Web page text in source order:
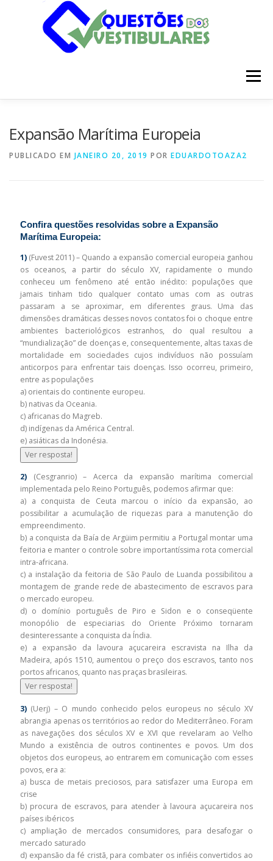
Menu
Expansão Marítima Europeia
PUBLICADO EM JANEIRO 20, 2019 POR EDUARDOTOAZA2
Confira questões resolvidas sobre a Expansão
Marítima Europeia:
1) (Fuvest 2011) – Quando a expansão comercial europeia ganhou
os oceanos, a partir do século XV, rapidamente o mundo
conheceu um fenômeno até então inédito: populações que
jamais tinham tido qualquer contato umas com as outras
passaram a se aproximar, em diferentes graus. Uma das
dimensões dramáticas desses novos contatos foi o choque entre
ambientes bacteriológicos estranhos, do qual resultou a
“mundialização” de doenças e, consequentemente, altas taxas de
mortalidade em sociedades cujos indivíduos não possuíam
anticorpos para enfrentar tais doenças. Isso ocorreu, primeiro,
entre as populações
a) orientais do continente europeu.
b) nativas da Oceania.
c) africanas do Magreb.
d) indígenas da América Central.
e) asiáticas da Indonésia.
Ver resposta!
2) (Cesgranrio) – Acerca da expansão marítima comercial
implementada pelo Reino Português, podemos afirmar que:
a) a conquista de Ceuta marcou o início da expansão, ao
possibilitar a acumulação de riquezas para a manutenção do
empreendimento.
b) a conquista da Baía de Argüim permitiu a Portugal montar uma
feitoria e manter o controle sobre importantíssima rota comercial
intra-africana.
c) a instalação da feitoria de São Paulo de Luanda possibilitou a
montagem de grande rede de abastecimento de escravos para
o mercado europeu.
d) o domínio português de Piro e Sidon e o conseqüente
monopólio de especiarias do Oriente Próximo tornaram
desinteressante a conquista da Índia.
e) a expansão da lavoura açucareira escravista na Ilha da
Madeira, após 1510, aumentou o preço dos escravos, tanto nos
portos africanos, quanto nas praças brasileiras.
Ver resposta!
3) (Uerj) – O mundo conhecido pelos europeus no século XV
abrangia apenas os territórios ao redor do Mediterrâneo. Foram
as navegações dos séculos XV e XVI que revelaram ao Velho
Mundo a existência de outros continentes e povos. Um dos
objetos dos europeus, ao entrarem em comunicação com esses
povos, era a:
a) busca de metais preciosos, para satisfazer uma Europa em
crise
b) procura de escravos, para atender à lavoura açucareira nos
países ibéricos
c) ampliação de mercados consumidores, para desafogar o
mercado saturado
d) expansão da fé cristã, para combater os infiéis convertidos ao